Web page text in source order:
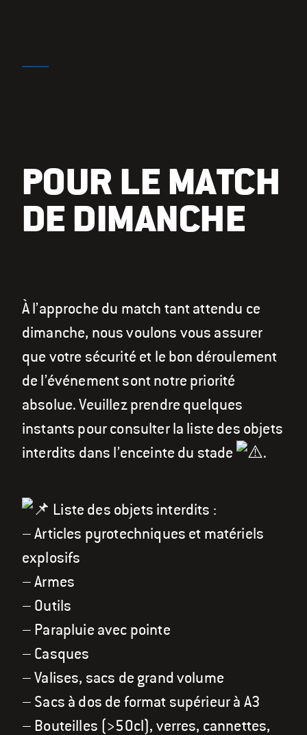
POUR LE MATCH
DE DIMANCHE
À l’approche du match tant attendu ce
dimanche, nous voulons vous assurer
que votre sécurité et le bon déroulement
de l’événement sont notre priorité
absolue. Veuillez prendre quelques
instants pour consulter la liste des objets
interdits dans l’enceinte du stade
.
Liste des objets interdits :
– Articles pyrotechniques et matériels
explosifs
– Armes
– Outils
– Parapluie avec pointe
– Casques
– Valises, sacs de grand volume
– Sacs à dos de format supérieur à A3
– Bouteilles (>50cl), verres, cannettes,